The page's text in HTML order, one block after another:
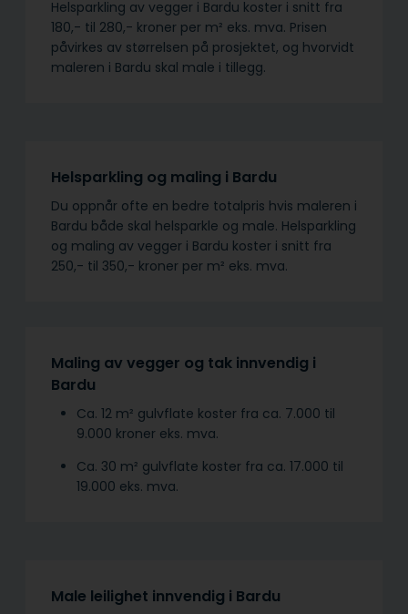
Helsparkling av vegger i Bardu koster i snitt fra
180,- til 280,- kroner per m² eks. mva. Prisen
påvirkes av størrelsen på prosjektet, og hvorvidt
maleren i Bardu skal male i tillegg.
Helsparkling og maling i Bardu
Du oppnår ofte en bedre totalpris hvis maleren i
Bardu både skal helsparkle og male. Helsparkling
og maling av vegger i Bardu koster i snitt fra
250,- til 350,- kroner per m² eks. mva.
Maling av vegger og tak innvendig i
Bardu
Ca. 12 m² gulvflate koster fra ca. 7.000 til
9.000 kroner eks. mva.
Ca. 30 m² gulvflate koster fra ca. 17.000 til
19.000 eks. mva.
Male leilighet innvendig i Bardu